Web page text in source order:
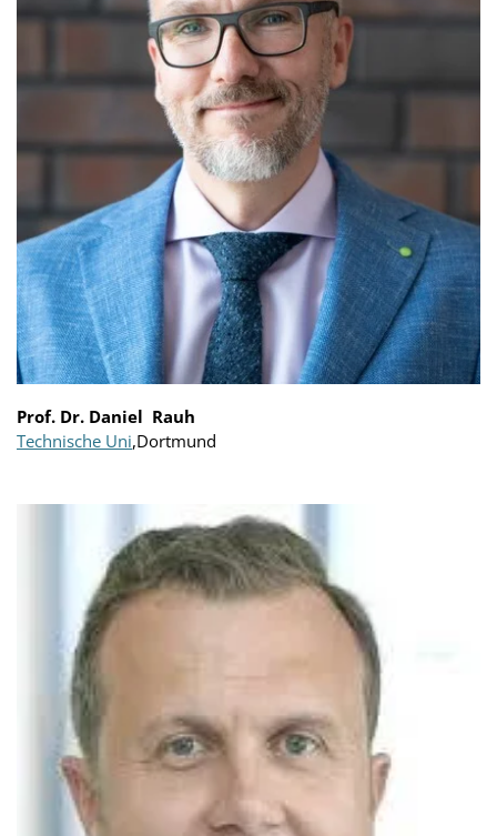
Prof. Dr. Daniel Rauh
Technische Uni,Dortmund